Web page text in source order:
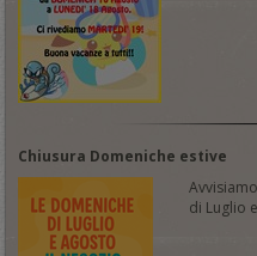
Chiusura Domeniche estive
di Luglio